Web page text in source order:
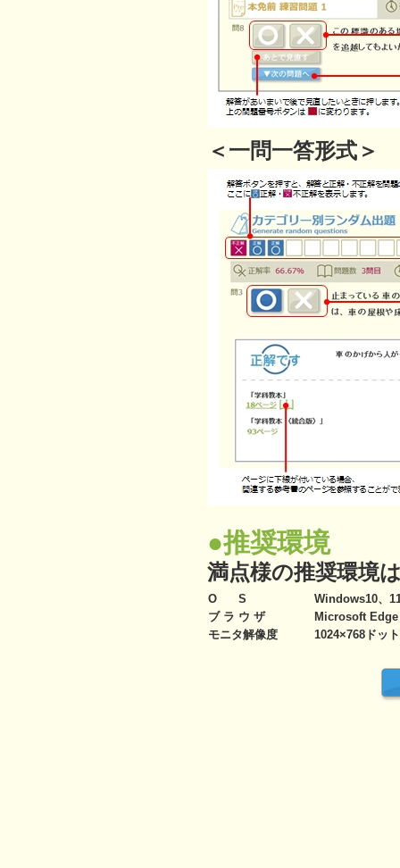
＜一問一答形式＞
●推奨環境
満点様の推奨環境
O S
Windows10、
ブ ラ ウ ザ
Microsoft Edge
モニタ解像度
1024×768ドッ